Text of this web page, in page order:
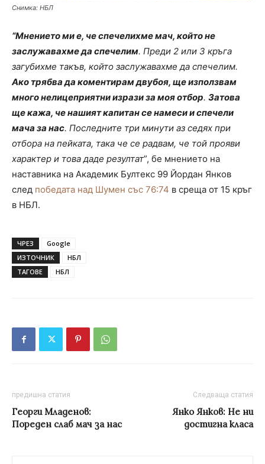
Снимка: НБЛ
“Мнението ми е, че спечелихме мач, който не
заслужавахме да спечелим. Преди 2 или 3 кръга
загубихме такъв, който заслужавахме да спечелим.
Ако трябва да коментирам двубоя, ще използвам
много нелицеприятни изрази за моя отбор. Затова
ще кажа, че нашият капитан се намеси и спечели
мача за нас. Последните три минути аз седях при
отбора на пейката, така че се радвам, че той прояви
характер и това даде резултат”, бе мнението на
наставника на Академик Бултекс 99 Йордан Янков
след победата над Шумен със 76:74 в среща от 15 кръг
в НБЛ.
ЧРЕЗ
Google
ИЗТОЧНИК
НБЛ
ТАГОВЕ
НБЛ
предишна статия
Георги Младенов:
Пореден слаб мач за нас
Следваща статия
Янко Янков: Не ни
достигна класа